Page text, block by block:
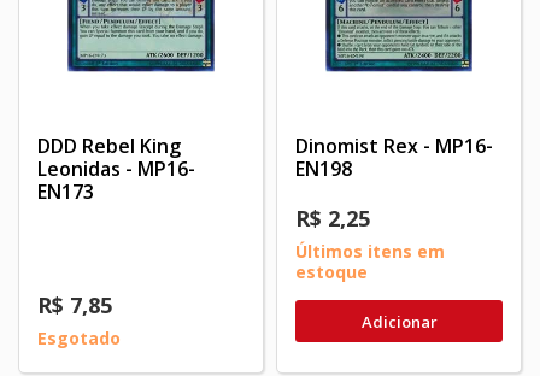
DDD Rebel King
Leonidas - MP16-
EN173
R$ 7,85
Esgotado
Dinomist Rex - MP16-
EN198
R$ 2,25
Últimos itens em
estoque
Adicionar